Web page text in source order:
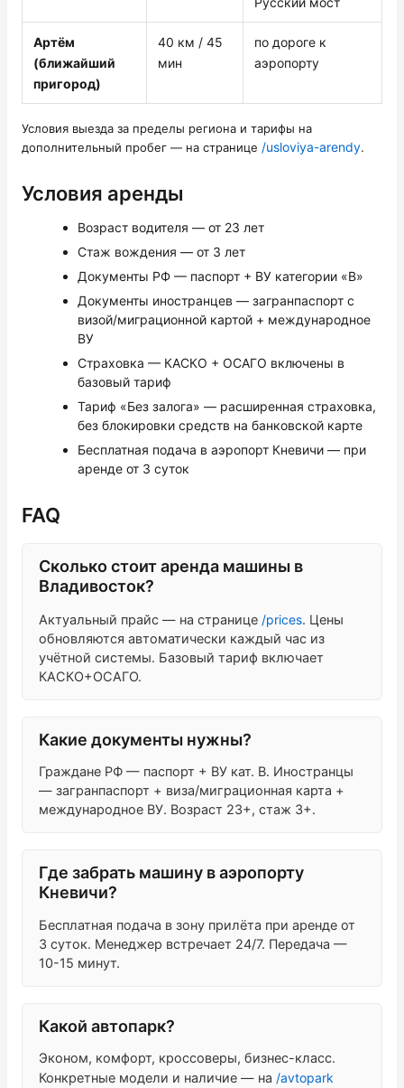
Артём
(ближайший
пригород)
40 км / 45
мин
по дороге к
аэропорту
Условия выезда за пределы региона и тарифы на
дополнительный пробег — на странице /usloviya-arendy.
Условия аренды
Возраст водителя — от 23 лет
Стаж вождения — от 3 лет
Документы РФ — паспорт + ВУ категории «B»
Документы иностранцев — загранпаспорт с
визой/миграционной картой + международное
ВУ
Страховка — КАСКО + ОСАГО включены в
базовый тариф
Тариф «Без залога» — расширенная страховка,
без блокировки средств на банковской карте
Бесплатная подача в аэропорт Кневичи — при
аренде от 3 суток
FAQ
Сколько стоит аренда машины в
Владивосток?
Актуальный прайс — на странице /prices. Цены
обновляются автоматически каждый час из
учётной системы. Базовый тариф включает
КАСКО+ОСАГО.
Какие документы нужны?
Граждане РФ — паспорт + ВУ кат. B. Иностранцы
— загранпаспорт + виза/миграционная карта +
международное ВУ. Возраст 23+, стаж 3+.
Где забрать машину в аэропорту
Кневичи?
Бесплатная подача в зону прилёта при аренде от
3 суток. Менеджер встречает 24/7. Передача —
10-15 минут.
Какой автопарк?
Эконом, комфорт, кроссоверы, бизнес-класс.
Конкретные модели и наличие — на /avtopark